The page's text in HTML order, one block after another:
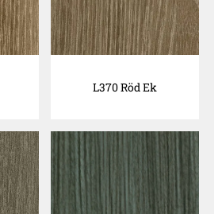
L370 Röd Ek